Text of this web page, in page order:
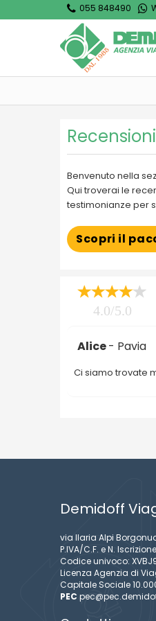
055 848490
Benvenuto nella
Qui troverai le
testimonianze per
Scopri il
4.0/5.0
Alice- Pavia
Ci siamo trovate
Demidoff
via Ilaria Alpi
P.IVA/C.F. e N.
Codice univoco:
Licenza Agenzia di
Capitale Sociale
PEC